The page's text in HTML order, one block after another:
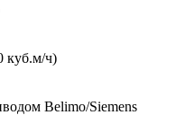
куб.м/ч)
Belimo/Siemens